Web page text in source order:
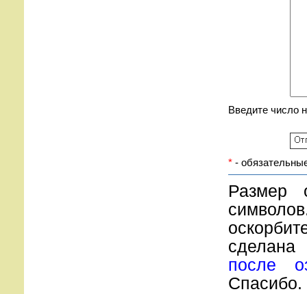
Введите число
* -
Размер
после
Спасибо.